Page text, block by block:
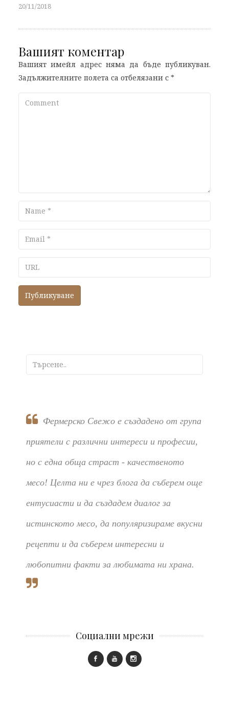
20/11/2018
Вашият коментар
Вашият имейл адрес няма да бъде публикуван.
Задължителните полета са отбелязани с *
Comment
Name
Email
URL
Фермерско Свежо е създадено от група
приятели с различни интереси и професии,
но с една обща страст - качественото
месо! Целта ни е чрез блога да съберем още
ентусиасти и да създадем диалог за
истинското месо, да популяризираме вкусни
рецепти и да съберем интересни и
любопитни факти за любимата ни храна.
Социални мрежи